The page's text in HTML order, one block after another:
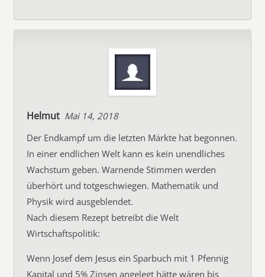
Helmut Mai 14, 2018
Der Endkampf um die letzten Märkte hat begonnen.
In einer endlichen Welt kann es kein unendliches
Wachstum geben. Warnende Stimmen werden
überhört und totgeschwiegen. Mathematik und
Physik wird ausgeblendet.
Nach diesem Rezept betreibt die Welt
Wirtschaftspolitik:
Wenn Josef dem Jesus ein Sparbuch mit 1 Pfennig
Kapital und 5% Zinsen angelegt hätte wären bis